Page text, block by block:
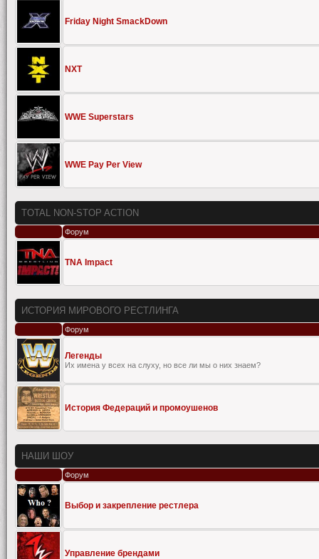
Friday Night SmackDown
NXT
WWE Superstars
WWE Pay Per View
TOTAL NON-STOP ACTION
Форум
TNA Impact
ИСТОРИЯ МИРОВОГО РЕСТЛИНГА
Форум
Легенды
Их имена у всех на слуху, но все ли мы о них знаем?
История Федераций и промоушенов
НАШИ ШОУ
Форум
Выбор и закрепление рестлера
Управление брендами